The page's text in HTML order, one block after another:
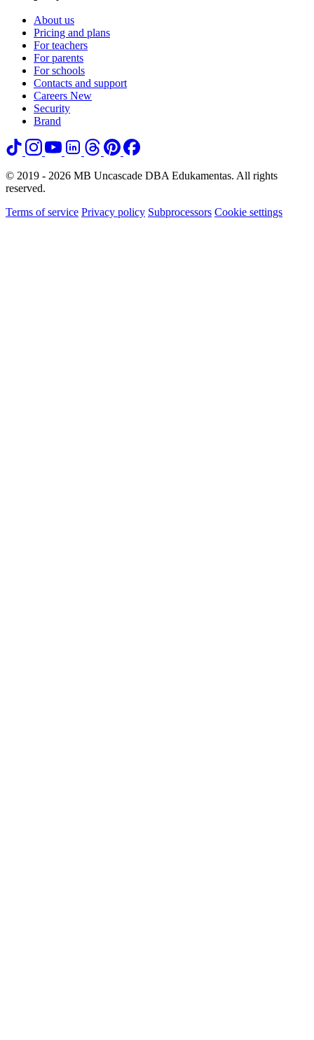
About us
Pricing and plans
For teachers
For parents
For schools
Contacts and support
Careers New
Security
Brand
© 2019 - 2026 MB Uncascade DBA Edukamentas. All rights
reserved.
Terms of service Privacy policy Subprocessors Cookie settings